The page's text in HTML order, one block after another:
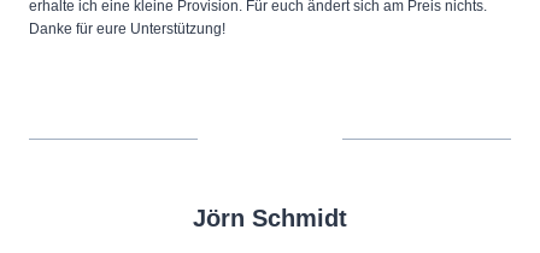
erhalte ich eine kleine Provision. Für euch ändert sich am Preis nichts.
Danke für eure Unterstützung!
Jörn Schmidt